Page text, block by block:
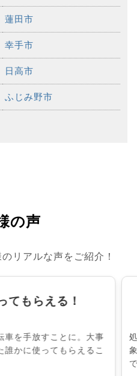
蓮田市
幸手市
日高市
ふじみ野市
の声
リアルな声をご紹介！
てもらえる！
車を手放すことに。大事
誰かに使ってもらえるこ